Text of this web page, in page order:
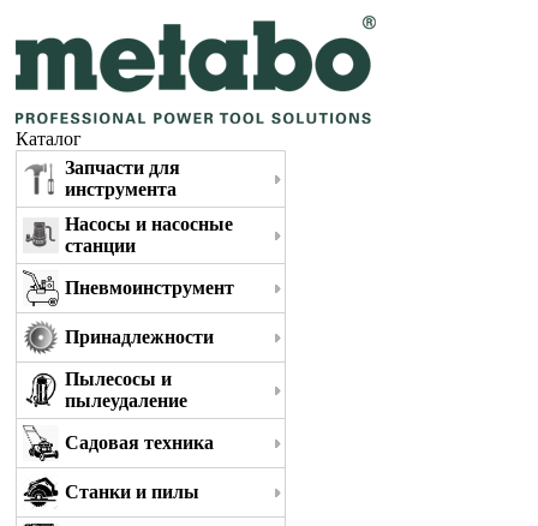
Каталог
Запчасти для
инструмента
Насосы и насосные
станции
Пневмоинструмент
Принадлежности
Пылесосы и
пылеудаление
Садовая техника
Станки и пилы